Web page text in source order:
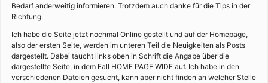
Bedarf anderweitig informieren. Trotzdem auch danke für die Tips in der
Richtung.
Ich habe die Seite jetzt nochmal Online gestellt und auf der Homepage,
also der ersten Seite, werden im unteren Teil die Neuigkeiten als Posts
dargestellt. Dabei taucht links oben in Schrift die Angabe über die
dargestellte Seite, in dem Fall HOME PAGE WIDE auf. Ich habe in den
verschiedenen Dateien gesucht, kann aber nicht finden an welcher Stelle